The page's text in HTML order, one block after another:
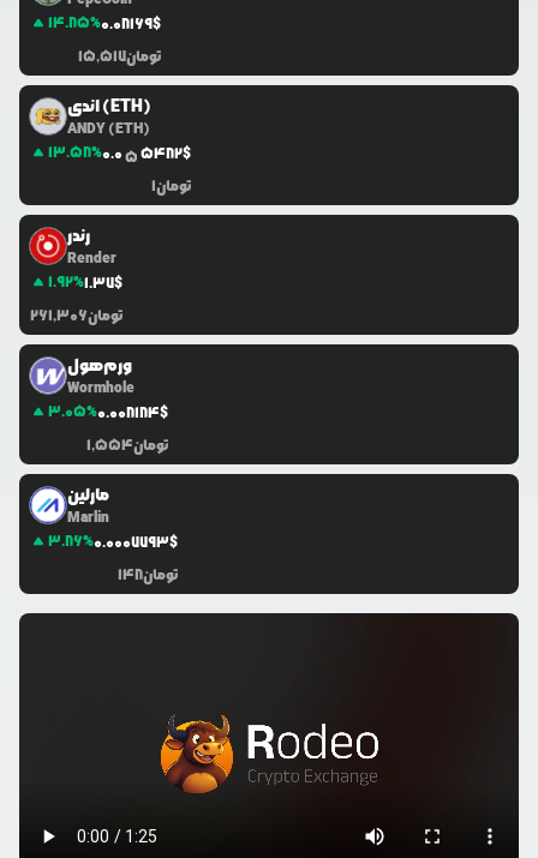
14.85%0.08169$
15,517تومان
اندی (ETH)
ANDY (ETH)
13.58%0.055482$
1تومان
رندر
Render
1.92%1.37$
261,306تومان
ورم‌هول
Wormhole
3.05%0.008184$
1,554تومان
مارلین
Marlin
3.86%0.0007793$
148تومان